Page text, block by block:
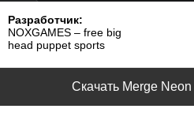
Разработчик:
NOXGAMES – free big
head puppet sports
Скачать Merge